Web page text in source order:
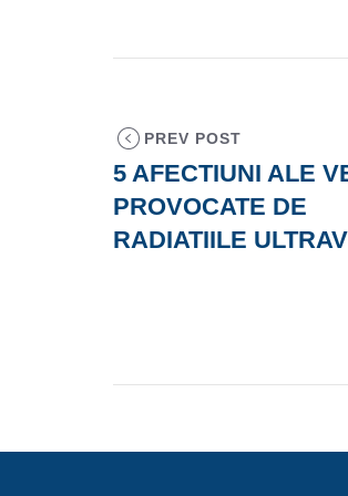
PREV POST
5 AFECTIUNI ALE
PROVOCATE DE
RADIATIILE